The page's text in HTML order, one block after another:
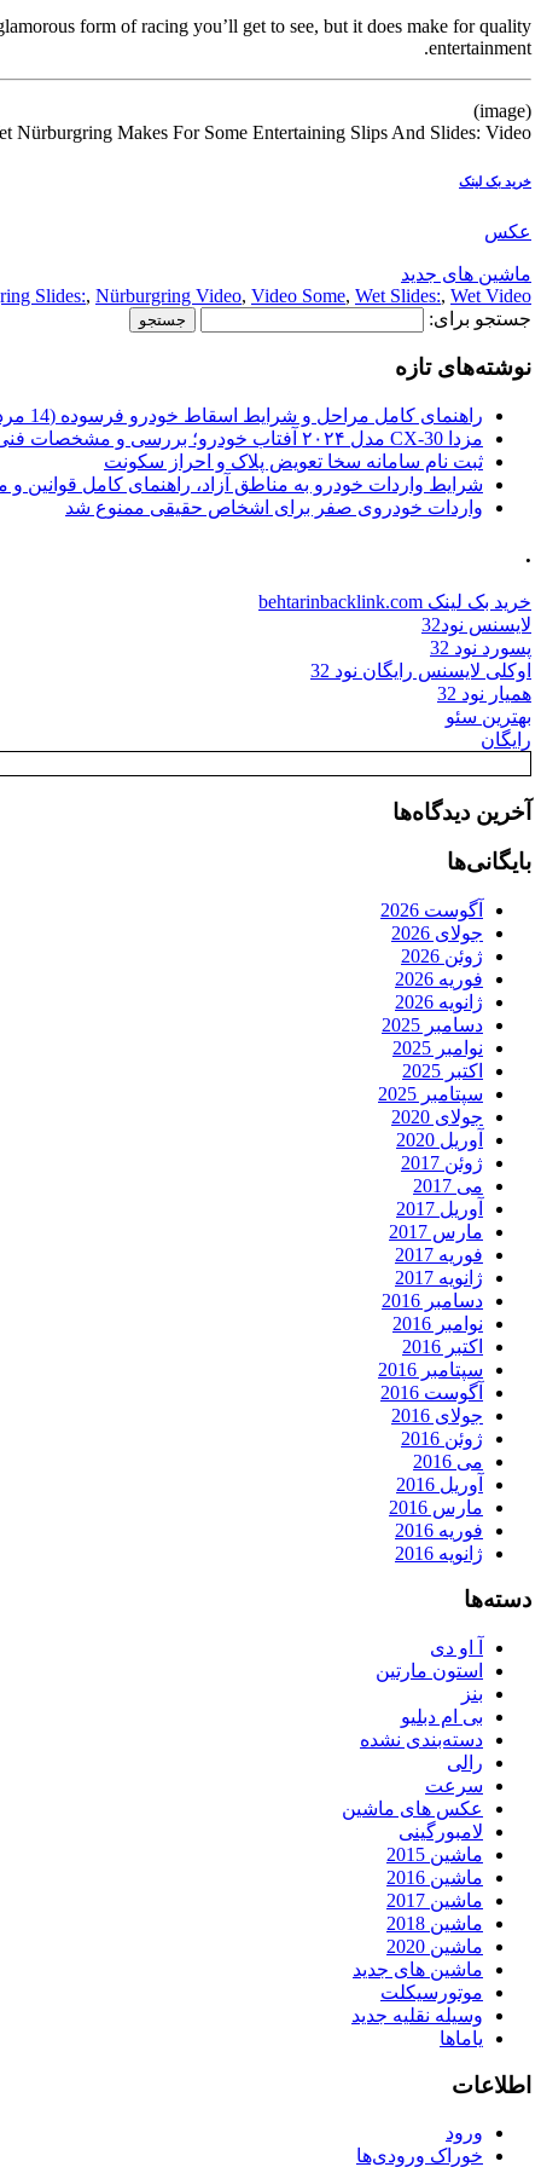
form of racing you’ll get to see, but it does make for quality
entertainment.
(image)
Nürburgring Makes For Some Entertaining Slips And Slides: Video
خرید بک لینک
عکس
ماشین های جدید
Slides:, Nürburgring Video, Video Some, Wet Slides:, Wet Video
جستجو برای:
نوشته‌های تازه
راهنمای کامل مراحل و شرایط اسقاط خودرو فرسوده (14 مرداد 1405)
مزدا CX-30 مدل ۲۰۲۴ آفتاب خودرو؛ بررسی و مشخصات فنی
ثبت نام سامانه سخا تعویض پلاک و احراز سکونت
شرایط واردات خودرو به مناطق آزاد، راهنمای کامل قوانین و
واردات خودروی صفر برای اشخاص حقیقی ممنوع شد
.
خرید بک لینک behtarinbacklink.com
لایسنس نود32
پسورد نود 32
اوکلی لایسنس رایگان نود 32
همیار نود 32
بهترین سئو
رایگان
آخرین دیدگاه‌ها
بایگانی‌ها
آگوست 2026
جولای 2026
ژوئن 2026
فوریه 2026
ژانویه 2026
دسامبر 2025
نوامبر 2025
اکتبر 2025
سپتامبر 2025
جولای 2020
آوریل 2020
ژوئن 2017
می 2017
آوریل 2017
مارس 2017
فوریه 2017
ژانویه 2017
دسامبر 2016
نوامبر 2016
اکتبر 2016
سپتامبر 2016
آگوست 2016
جولای 2016
ژوئن 2016
می 2016
آوریل 2016
مارس 2016
فوریه 2016
ژانویه 2016
دسته‌ها
آ او دی
استون مارتین
بنز
بی ام دبلیو
دسته‌بندی نشده
رالی
سرعت
عکس های ماشین
لامبورگینی
ماشین 2015
ماشین 2016
ماشین 2017
ماشین 2018
ماشین 2020
ماشین های جدید
موتورسیکلت
وسیله نقلیه جدید
یاماها
اطلاعات
ورود
خوراک ورودی‌ها